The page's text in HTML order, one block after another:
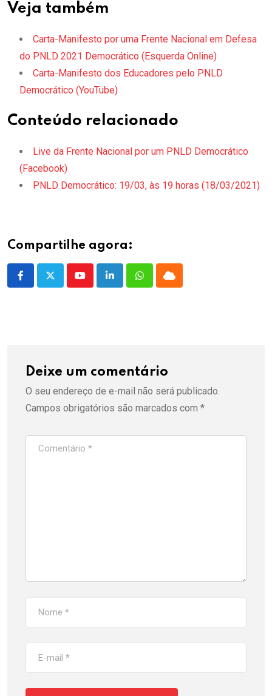
Veja também
Carta-Manifesto por uma Frente Nacional em Defesa
do PNLD 2021 Democrático (Esquerda Online)
Carta-Manifesto dos Educadores pelo PNLD
Democrático (YouTube)
Conteúdo relacionado
Live da Frente Nacional por um PNLD Democrático
(Facebook)
PNLD Democrático: 19/03, às 19 horas (18/03/2021)
Compartilhe agora:
YoutubeLinkedInWhatsappCloud
Deixe um comentário
O seu endereço de e-mail não será publicado.
Campos obrigatórios são marcados com *